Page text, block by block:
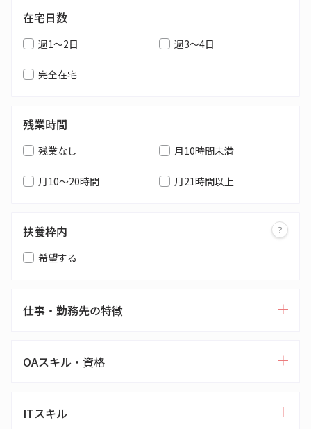
在宅日数
週1～2日 週3～4日
完全在宅
残業時間
残業なし 月10時間未満
月10～20時間 月21時間以上
扶養枠内
希望する
仕事・勤務先の特徴
OAスキル・資格
ITスキル